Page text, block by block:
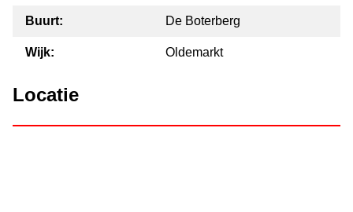
Buurt: De Boterberg
Wijk: Oldemarkt
Locatie